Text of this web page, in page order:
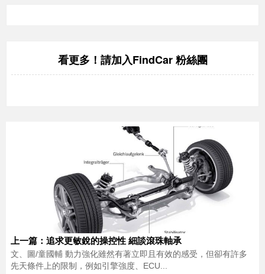
看更多！請加入FindCar 粉絲團
上一篇：追求更敏銳的操控性 細談滾珠軸承
文、圖/童國輔 動力強化雖然有著立即且有效的感受，但卻有許多
先天條件上的限制，例如引擎強度、ECU...